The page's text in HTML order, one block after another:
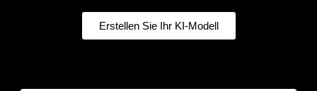
Erstellen Sie Ihr KI-Modell